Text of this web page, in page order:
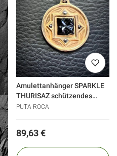
Amulettanhänger SPARKLE
THURISAZ schützendes
Silber 925 Golddiamanten
PUTA ROCA
Preis
89,63 €